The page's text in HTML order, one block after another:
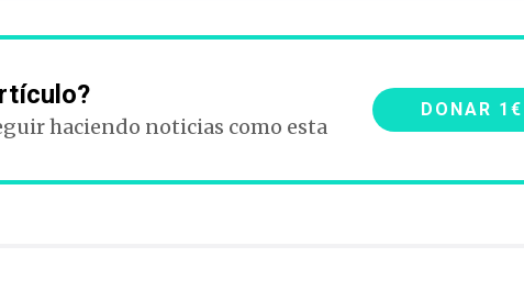
haciendo noticias como esta
DONAR 1€